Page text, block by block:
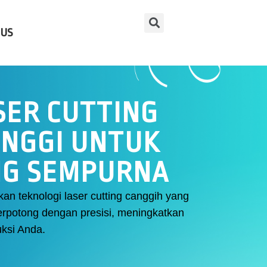
CUTTING
UNTUK
SEMPURNA
teknologi laser cutting canggih yang
dengan presisi, meningkatkan
Anda.